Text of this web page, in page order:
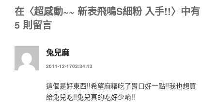
在〈超感動~~ 新表飛鳴S細粉 入手!!〉中有
5 則留言
兔兒麻
2011-12-1702:34:13
這個是好東西!!希望麻糬吃了胃口好一點!!我也想買
給兔兒吃!!兔兒真的吃好少唷!!